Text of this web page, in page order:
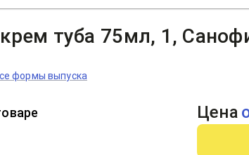
туба 75мл, 1,
формы выпуска
Цена